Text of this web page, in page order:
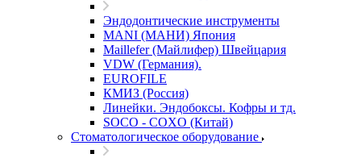
Эндодонтические инструменты
MANI (МАНИ) Япония
Maillefer (Майлифер) Швейцария
VDW (Германия).
EUROFILE
КМИЗ (Россия)
Линейки. Эндобоксы. Кофры и тд.
SOCO - COXO (Китай)
Стоматологическое оборудование